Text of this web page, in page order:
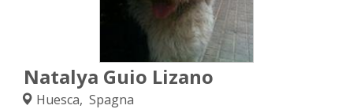
Natalya Guio Lizano
Huesca, Spagna